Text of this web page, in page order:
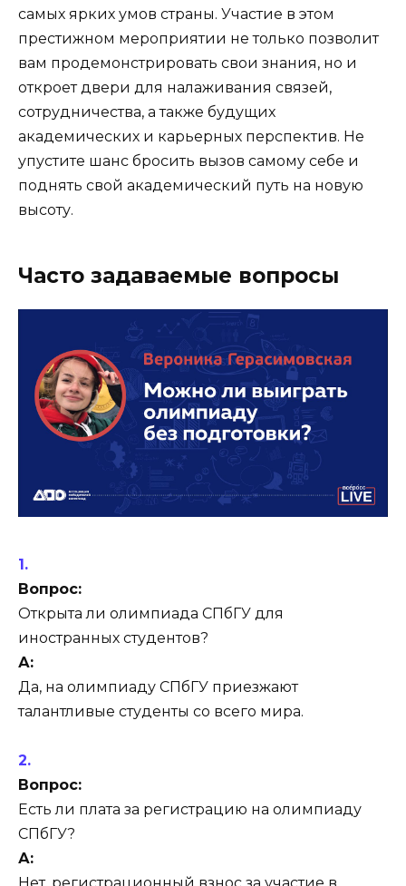
самых ярких умов страны. Участие в этом
престижном мероприятии не только позволит
вам продемонстрировать свои знания, но и
откроет двери для налаживания связей,
сотрудничества, а также будущих
академических и карьерных перспектив. Не
упустите шанс бросить вызов самому себе и
поднять свой академический путь на новую
высоту.
Часто задаваемые вопросы
Вопрос:
Открыта ли олимпиада СПбГУ для
иностранных студентов?
А:
Да, на олимпиаду СПбГУ приезжают
талантливые студенты со всего мира.
Вопрос:
Есть ли плата за регистрацию на олимпиаду
СПбГУ?
А: